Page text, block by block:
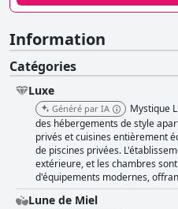
Information
Catégories
Luxe
Généré par IA
Mystique
des hébergements de style
privés et cuisines entièrement
de piscines privées.
extérieure, et les chambres
d'équipements modernes,
Lune de Miel